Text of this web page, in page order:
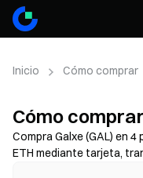
Inicio Cómo comprar
Cómo
Compra Galxe (GAL) en
ETH mediante tarjeta,